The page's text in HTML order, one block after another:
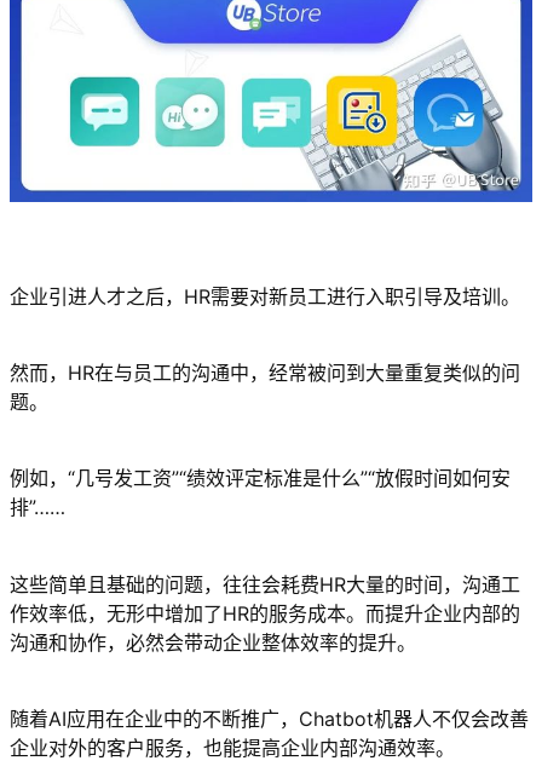
企业引进人才之后，HR需要对新员工进行入职引导及培训。
然而，HR在与员工的沟通中，经常被问到大量重复类似的问
题。
例如，“几号发工资”“绩效评定标准是什么”“放假时间如何安
排”……
这些简单且基础的问题，往往会耗费HR大量的时间，沟通工
作效率低，无形中增加了HR的服务成本。而提升企业内部的
沟通和协作，必然会带动企业整体效率的提升。
随着AI应用在企业中的不断推广，Chatbot机器人不仅会改善
企业对外的客户服务，也能提高企业内部沟通效率。